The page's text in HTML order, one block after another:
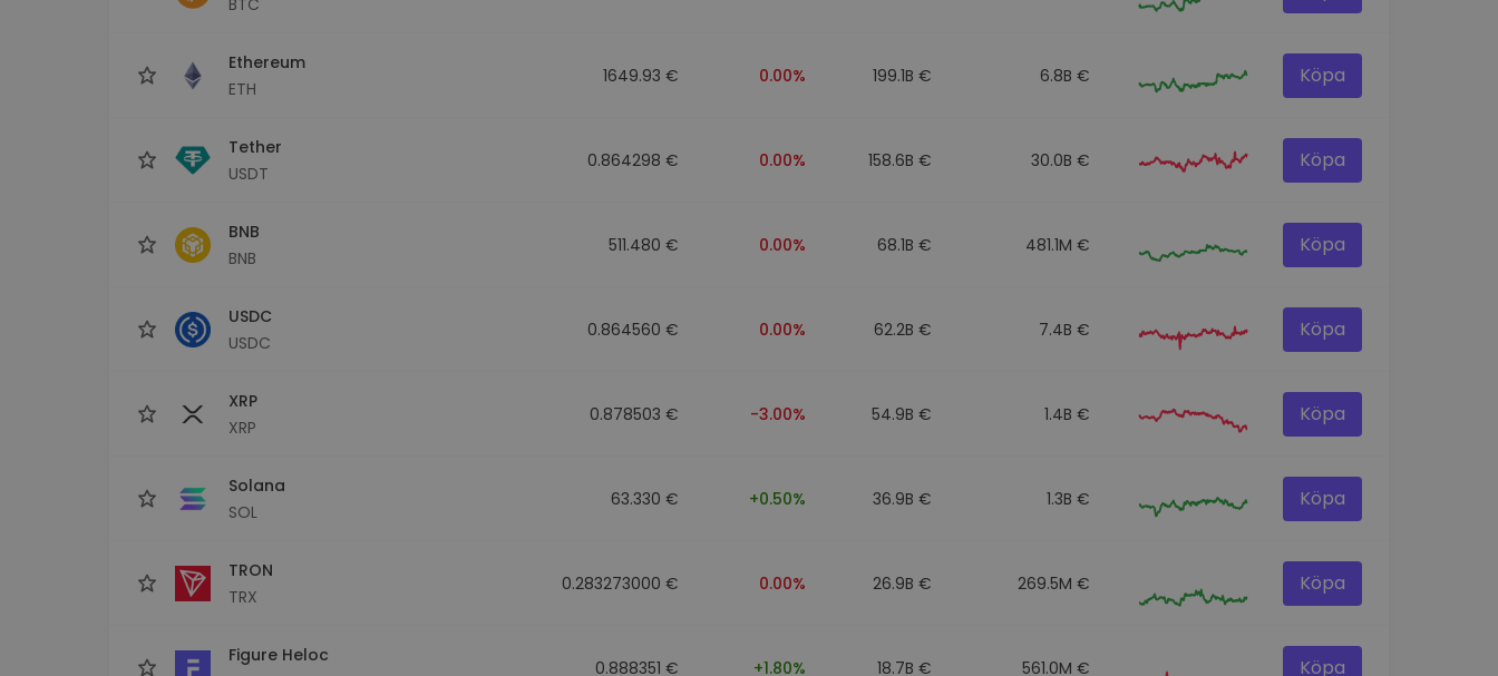
Ethereum
ETH
1649.93 € 0.00% 199.1B € 6.8B € Köpa
Tether
USDT
0.864298 € 0.00% 158.6B € 30.0B € Köpa
BNB
BNB
511.480 € 0.00% 68.1B € 481.1M € Köpa
USDC
USDC
0.864560 € 0.00% 62.2B € 7.4B € Köpa
XRP
XRP
0.878503 € -3.00% 54.9B € 1.4B € Köpa
Solana
SOL
63.330 € +0.50% 36.9B € 1.3B € Köpa
TRON
TRX
0.283273000 € 0.00% 26.9B € 269.5M € Köpa
Figure Heloc
0.888351 € +1.80% 18.7B € 561.0M € Köpa